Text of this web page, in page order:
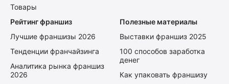
Товары
Рейтинг франшиз
Лучшие франшизы 2026
Тенденции франчайзинга
Аналитика рынка франшиз
2026
Полезные материалы
Выставки франшиз 2025
100 способов заработка
денег
Как упаковать франшизу